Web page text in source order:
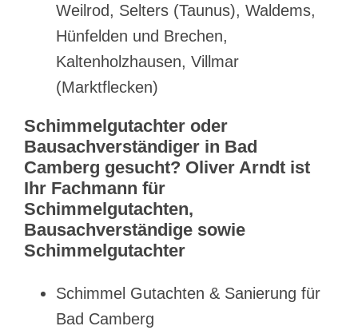
Weilrod, Selters (Taunus), Waldems,
Hünfelden und Brechen,
Kaltenholzhausen, Villmar
(Marktflecken)
Schimmelgutachter oder
Bausachverständiger in Bad
Camberg gesucht? Oliver Arndt ist
Ihr Fachmann für
Schimmelgutachten,
Bausachverständige sowie
Schimmelgutachter
Schimmel Gutachten & Sanierung für
Bad Camberg